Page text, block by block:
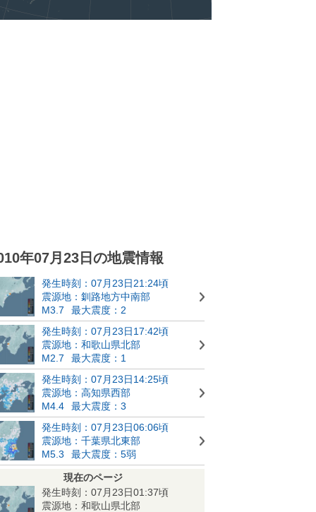
年07月23日の地震情報
発生時刻：07月23日21:24頃
震源地：釧路地方中南部
M3.7
最大震度：2
発生時刻：07月23日17:42頃
震源地：和歌山県北部
M2.7
最大震度：1
発生時刻：07月23日14:25頃
震源地：高知県西部
M4.4
最大震度：3
発生時刻：07月23日06:06頃
震源地：千葉県北東部
M5.3
最大震度：5弱
現在のページ
発生時刻：07月23日01:37頃
震源地：和歌山県北部